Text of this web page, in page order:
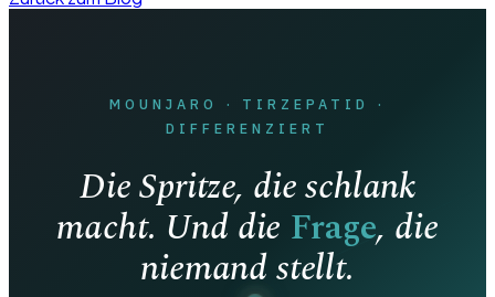
MOUNJARO · TIRZEPATID ·
DIFFERENZIERT
Die Spritze, die schlank
macht. Und die Frage, die
niemand stellt.